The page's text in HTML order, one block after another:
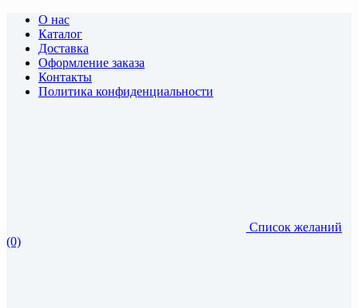
О нас
Каталог
Доставка
Оформление заказа
Контакты
Политика конфиденциальности
Список желаний
(0)